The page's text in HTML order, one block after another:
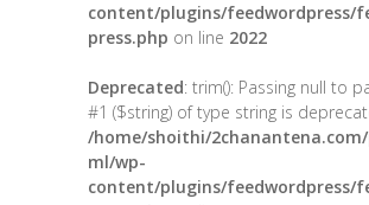
content/plugins/feedwordpress/
press.php on line 2022
Deprecated: trim(): Passing null to
#1 ($string) of type string is
/home/shoithi/
ml/wp-
content/plugins/feedwordpress/